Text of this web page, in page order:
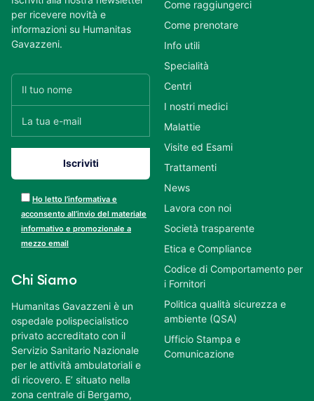
per ricevere novità e
informazioni su Humanitas
Gavazzeni.
Ho letto l’informativa e
acconsento all’invio del materiale
informativo e promozionale a
mezzo email
Chi Siamo
Humanitas Gavazzeni è un
ospedale polispecialistico
privato accreditato con il
Servizio Sanitario Nazionale
per le attività ambulatoriali e
di ricovero. E’ situato nella
zona centrale di Bergamo,
Come raggiungerci
Come prenotare
Info utili
Specialità
Centri
I nostri medici
Malattie
Visite ed Esami
Trattamenti
News
Lavora con noi
Società trasparente
Etica e Compliance
Codice di Comportamento per
i Fornitori
Politica qualità sicurezza e
ambiente (QSA)
Ufficio Stampa e
Comunicazione